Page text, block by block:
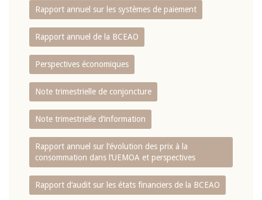
Rapport annuel sur les systèmes de paiement
Rapport annuel de la BCEAO
Perspectives économiques
Note trimestrielle de conjoncture
Note trimestrielle d‘information
Rapport annuel sur l‘évolution des prix à la
consommation dans l‘UEMOA et perspectives
Rapport d‘audit sur les états financiers de la BCEAO